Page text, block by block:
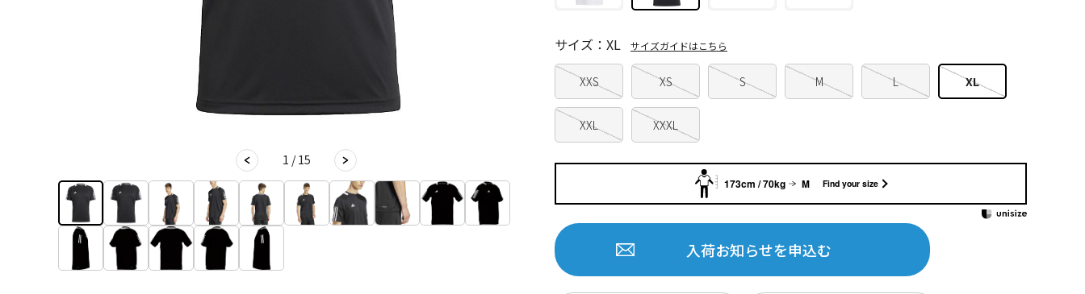
1 / 15
XXS XS S M L XL
XXL XXXL
サイズ：XL サイズガイドはこちら
入荷お知らせを申込む
173cm / 70kg M Find your size